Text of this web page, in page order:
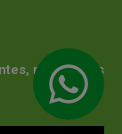
resistentes